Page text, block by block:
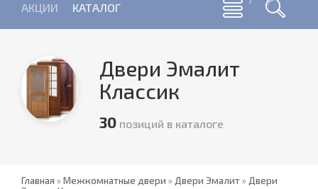
АКЦИИ КАТАЛОГ
Двери Эмалит
Классик
30 позиций в каталоге
Главная »Межкомнатные двери » Двери Эмалит» Двери